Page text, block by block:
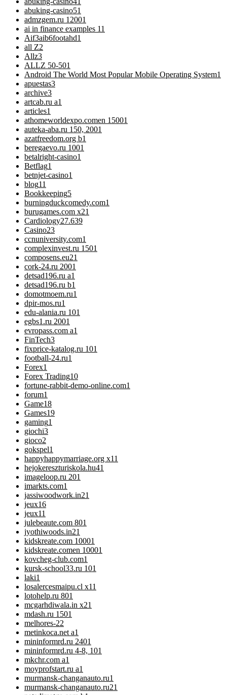
abuking-casino51
admzgem.ru 12001
ai in finance examples 11
Aif3aib6footahd1
all Z2
Allz3
ALLZ 50-501
Android The World Most Popular Mobile Operating System1
apuestas3
archive3
artcab.ru a1
articles1
athomeworldexpo.comen 15001
auteka-aba.ru 150, 2001
azatfreedom.org b1
beregaevo.ru 1001
betalright-casino1
Betflag1
betnjet-casino1
blog11
Bookkeeping5
burningduckcomedy.com1
burugames.com x21
Cardiology27.639
Casino23
ccnuniversity.com1
complexinvest.ru 1501
composens.eu21
cork-24.ru 2001
detsad196.ru a1
detsad196.ru b1
domotmoem.ru1
dpir-mos.ru1
edu-alania.ru 101
egbs1.ru 2001
evropass.com a1
FinTech3
fixprice-katalog.ru 101
football-24.ru1
Forex1
Forex Trading10
fortune-rabbit-demo-online.com1
forum1
Game18
Games19
gaming1
giochi3
gioco2
gokspel1
happyhappymarriage.org x11
hejokereszturiskola.hu41
imageloop.ru 201
imarkts.com1
jassiwoodwork.in21
jeux16
jeux11
julebeaute.com 801
jyothiwoods.in21
kidskreate.com 10001
kidskreate.comen 10001
kovcheg-club.com1
kursk-school33.ru 101
laki1
losalercesmaipu.cl x11
lotohelp.ru 801
mcgarhdiwala.in x21
mdash.ru 1501
melhores-22
metinkoca.net a1
mininformrd.ru 2401
mininformrd.ru 4-8, 101
mkchr.com a1
moyprofstart.ru a1
murmansk-changanauto.ru1
murmansk-changanauto.ru21